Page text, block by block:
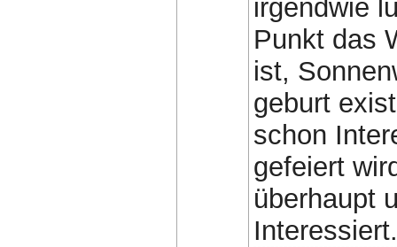
irgendwie
Punkt das
ist,
geburt
schon
gefeiert
überhaupt
Interessiert.